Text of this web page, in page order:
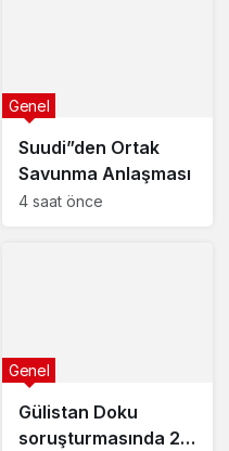
Suudi”den Ortak
Savunma Anlaşması
Genel
4 saat önce
Gülistan Doku
soruşturmasında 2
Genel